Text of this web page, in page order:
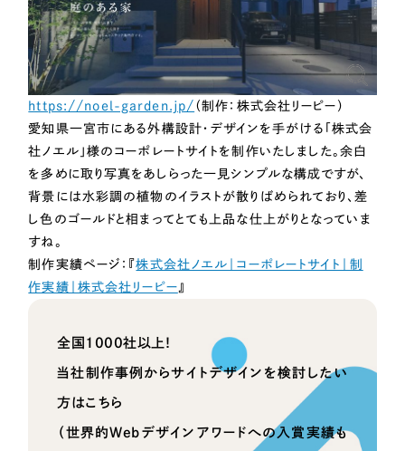
https://noel-garden.jp/ （制作：株式会社リーピー）
愛知県一宮市にある外構設計・デザインを手がける「株式会
社ノエル」様のコーポレートサイトを制作いたしました。余白
を多めに取り写真をあしらった一見シンプルな構成ですが、
背景には水彩調の植物のイラストが散りばめられており、差
し色のゴールドと相まってとても上品な仕上がりとなっていま
すね。
制作実績ページ：『株式会社ノエル｜コーポレートサイト｜制
作実績｜株式会社リーピー』
全国1000社以上！
当社制作事例からサイトデザインを検討したい
方はこちら
（世界的Webデザインアワードへの入賞実績も